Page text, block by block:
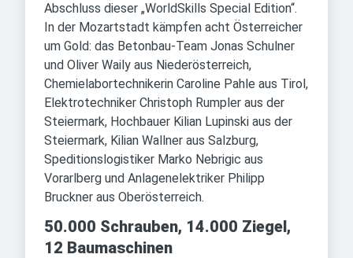
Abschluss dieser „WorldSkills Special Edition“.
In der Mozartstadt kämpfen acht Österreicher
um Gold: das Betonbau-Team Jonas Schulner
und Oliver Waily aus Niederösterreich,
Chemielabortechnikerin Caroline Pahle aus Tirol,
Elektrotechniker Christoph Rumpler aus der
Steiermark, Hochbauer Kilian Lupinski aus der
Steiermark, Kilian Wallner aus Salzburg,
Speditionslogistiker Marko Nebrigic aus
Vorarlberg und Anlagenelektriker Philipp
Bruckner aus Oberösterreich.
50.000 Schrauben, 14.000 Ziegel,
12 Baumaschinen